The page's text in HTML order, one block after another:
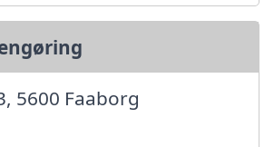
5600 Faaborg